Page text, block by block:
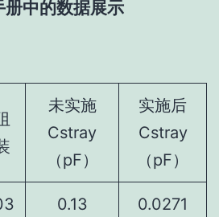
册中的数据展示
未实施
Cstray
（pF）
实施后
Cstray
（pF）
0.13 0.0271